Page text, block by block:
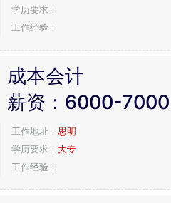
学历要求：
工作经验：
成本会计
薪资： 6000-7000
工作地址： 思明
学历要求： 大专
工作经验：